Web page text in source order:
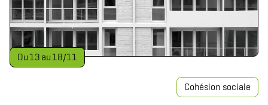
Du 13 au 18/11
Cohésion sociale